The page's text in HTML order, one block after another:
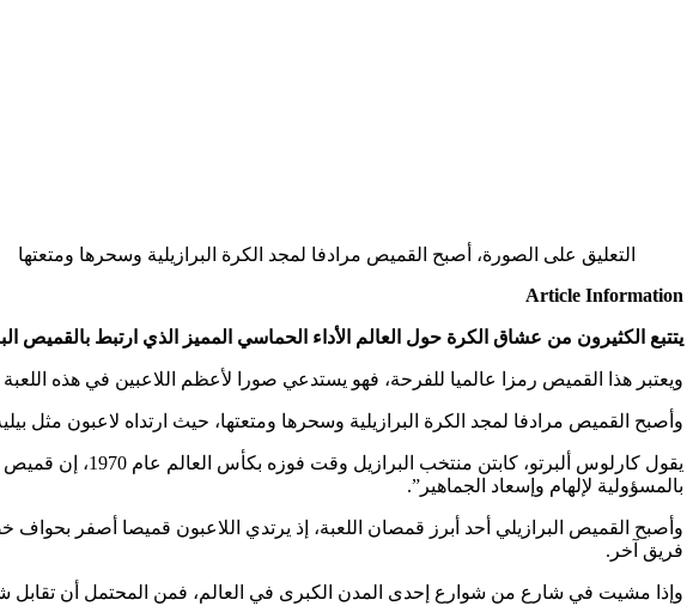
التعليق على الصورة، أصبح القميص مرادفا لمجد الكرة البرازيلية وسحرها ومتعتها
Article Information
يتتبع الكثيرون من عشاق الكرة حول العالم الأداء الحماسي المميز الذي ارتبط بالقميص
ويعتبر هذا القميص رمزا عالميا للفرحة، فهو يستدعي صورا لأعظم اللاعبين في هذه اللعبة
وأصبح القميص مرادفا لمجد الكرة البرازيلية وسحرها ومتعتها، حيث ارتداه لاعبون مثل
يقول كارلوس
بالمسؤولية لإلهام وإسعاد الجماهير”.
وأصبح القميص البرازيلي أحد أبرز قمصان اللعبة، إذ يرتدي اللاعبون قميصا أصفر
فريق آخر.
وإذا مشيت في شارع من شوارع إحدى المدن الكبرى في العالم، فمن المحتمل أن